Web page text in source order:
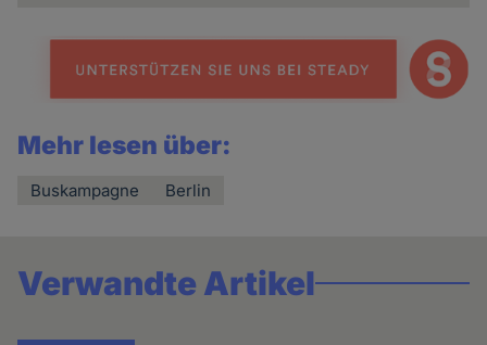
Mehr lesen über:
Buskampagne Berlin
Verwandte Artikel